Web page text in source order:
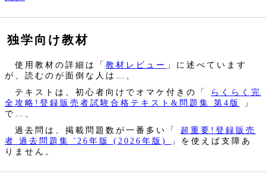
独学向け教材
使用教材の詳細は「 教材レビュー 」に述べています
が、読むのが面倒な人は…、
テキストは、初心者向けでオマケ付きの「
らくらく完
全攻略!登録販売者試験合格テキスト&問題集 第4版
」
で…、
過去問は、掲載問題数が一番多い「
超重要!登録販売
者 過去問題集 '26年版 (2026年版)
」を使えば支障あ
りません。